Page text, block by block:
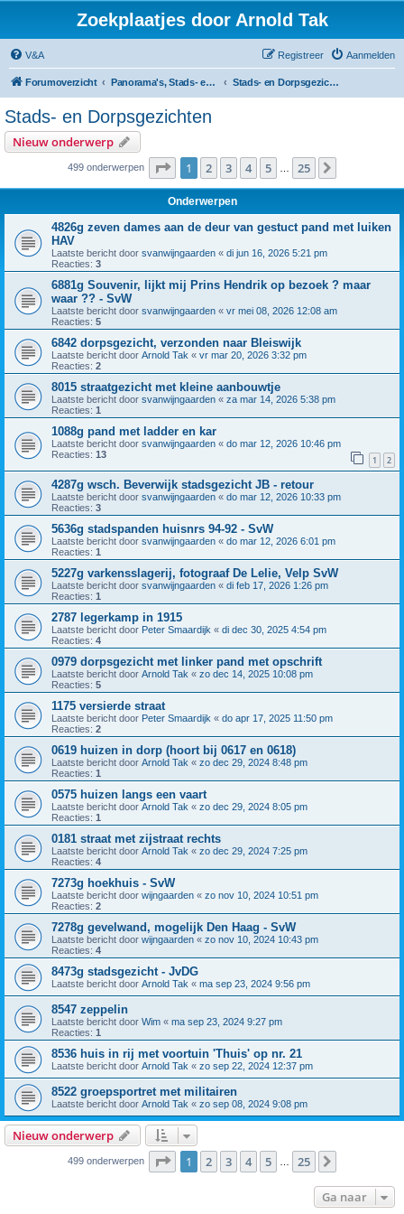
Zoekplaatjes door Arnold Tak
V&A Aanmelden
Registreer
Forumoverzicht Panorama's, Stads- en Dorpsgezichten Stads- en Dorpsgezichten
Stads- en Dorpsgezichten
Nieuw onderwerp
499 onderwerpen Pagina van 25
1 2 3 4 5 25
Onderwerpen
4826g zeven dames aan de deur van gestuct pand met luiken
HAV
Laatste bericht door svanwijngaarden « di jun 16, 2026 5:21 pm
Reacties: 3
6881g Souvenir, lijkt mij Prins Hendrik op bezoek ? maar
waar ?? - SvW
Laatste bericht door svanwijngaarden « vr mei 08, 2026 12:08 am
Reacties: 5
6842 dorpsgezicht, verzonden naar Bleiswijk
Laatste bericht door Arnold Tak « vr mar 20, 2026 3:32 pm
Reacties: 2
8015 straatgezicht met kleine aanbouwtje
Laatste bericht door svanwijngaarden « za mar 14, 2026 5:38 pm
Reacties: 1
1088g pand met ladder en kar
Laatste bericht door svanwijngaarden « do mar 12, 2026 10:46 pm
Reacties: 13 1 2
4287g wsch. Beverwijk stadsgezicht JB - retour
Laatste bericht door svanwijngaarden « do mar 12, 2026 10:33 pm
Reacties: 3
5636g stadspanden huisnrs 94-92 - SvW
Laatste bericht door svanwijngaarden « do mar 12, 2026 6:01 pm
Reacties: 1
5227g varkensslagerij, fotograaf De Lelie, Velp SvW
Laatste bericht door svanwijngaarden « di feb 17, 2026 1:26 pm
Reacties: 1
2787 legerkamp in 1915
Laatste bericht door Peter Smaardijk « di dec 30, 2025 4:54 pm
Reacties: 4
0979 dorpsgezicht met linker pand met opschrift
Laatste bericht door Arnold Tak « zo dec 14, 2025 10:08 pm
Reacties: 5
1175 versierde straat
Laatste bericht door Peter Smaardijk « do apr 17, 2025 11:50 pm
Reacties: 2
0619 huizen in dorp (hoort bij 0617 en 0618)
Laatste bericht door Arnold Tak « zo dec 29, 2024 8:48 pm
Reacties: 1
0575 huizen langs een vaart
Laatste bericht door Arnold Tak « zo dec 29, 2024 8:05 pm
Reacties: 1
0181 straat met zijstraat rechts
Laatste bericht door Arnold Tak « zo dec 29, 2024 7:25 pm
Reacties: 4
7273g hoekhuis - SvW
Laatste bericht door wijngaarden « zo nov 10, 2024 10:51 pm
Reacties: 2
7278g gevelwand, mogelijk Den Haag - SvW
Laatste bericht door wijngaarden « zo nov 10, 2024 10:43 pm
Reacties: 4
8473g stadsgezicht - JvDG
Laatste bericht door Arnold Tak « ma sep 23, 2024 9:56 pm
8547 zeppelin
Laatste bericht door Wim « ma sep 23, 2024 9:27 pm
Reacties: 1
8536 huis in rij met voortuin 'Thuis' op nr. 21
Laatste bericht door Arnold Tak « zo sep 22, 2024 12:37 pm
8522 groepsportret met militairen
Laatste bericht door Arnold Tak « zo sep 08, 2024 9:08 pm
Nieuw onderwerp
499 onderwerpen Pagina van 25
1 2 3 4 5 25
Ga naar